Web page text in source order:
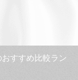
すすめ比較ラン